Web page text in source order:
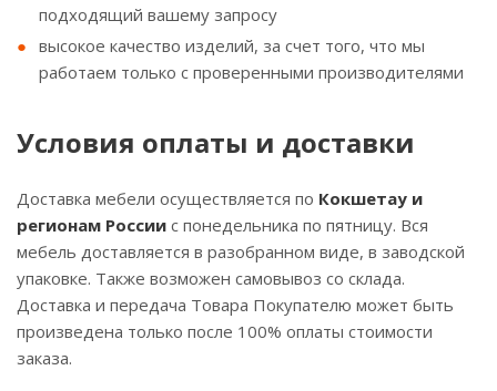
подходящий вашему запросу
высокое качество изделий, за счет того, что мы
работаем только с проверенными производителями
Условия оплаты и доставки
Доставка мебели осуществляется по Кокшетау и
регионам России с понедельника по пятницу. Вся
мебель доставляется в разобранном виде, в заводской
упаковке. Также возможен самовывоз со склада.
Доставка и передача Товара Покупателю может быть
произведена только после 100% оплаты стоимости
заказа.